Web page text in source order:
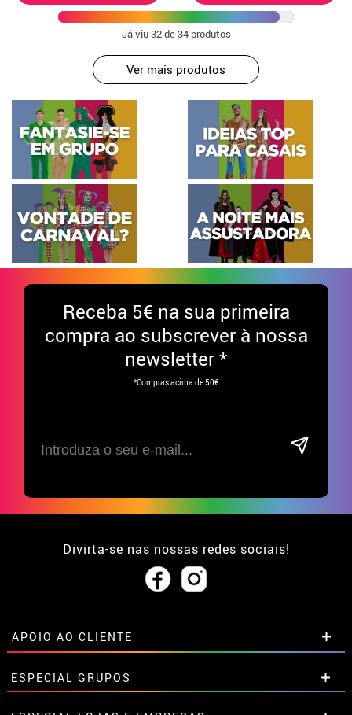
Já viu32de 34 produtos
Ver mais produtos
Receba 5€ na sua primeira
compra ao subscrever à nossa
newsletter *
*Compras acima de 50€
Divirta-se nas nossas redes sociais!
APOIO AO CLIENTE
• Sobre nós
• Condições de venda
ESPECIAL GRUPOS